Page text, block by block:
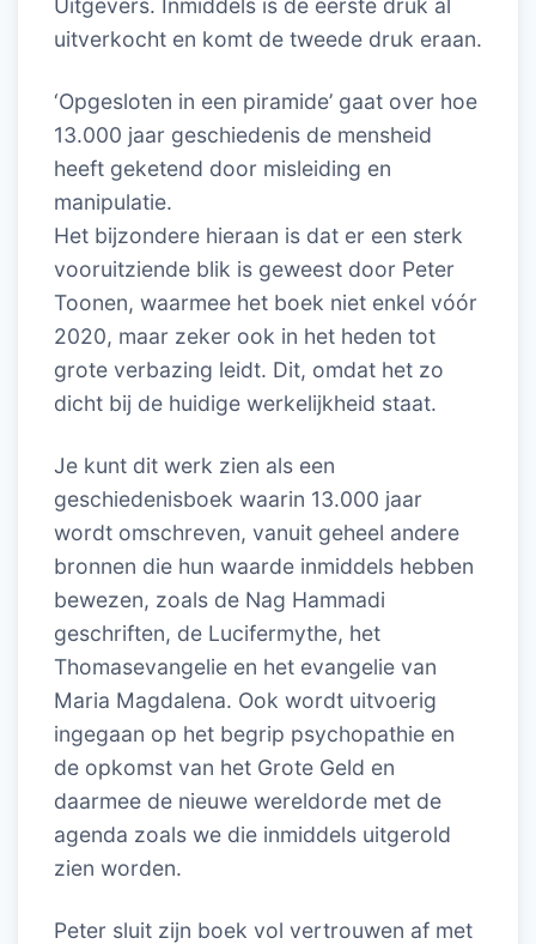
Uitgevers. Inmiddels is de eerste druk al
uitverkocht en komt de tweede druk eraan.
‘Opgesloten in een piramide’ gaat over hoe
13.000 jaar geschiedenis de mensheid
heeft geketend door misleiding en
manipulatie.
Het bijzondere hieraan is dat er een sterk
vooruitziende blik is geweest door Peter
Toonen, waarmee het boek niet enkel vóór
2020, maar zeker ook in het heden tot
grote verbazing leidt. Dit, omdat het zo
dicht bij de huidige werkelijkheid staat.
Je kunt dit werk zien als een
geschiedenisboek waarin 13.000 jaar
wordt omschreven, vanuit geheel andere
bronnen die hun waarde inmiddels hebben
bewezen, zoals de Nag Hammadi
geschriften, de Lucifermythe, het
Thomasevangelie en het evangelie van
Maria Magdalena. Ook wordt uitvoerig
ingegaan op het begrip psychopathie en
de opkomst van het Grote Geld en
daarmee de nieuwe wereldorde met de
agenda zoals we die inmiddels uitgerold
zien worden.
Peter sluit zijn boek vol vertrouwen af met